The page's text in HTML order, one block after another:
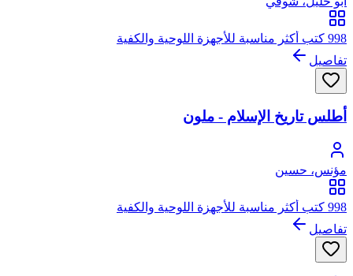
998 كتب أكثر مناسبة للأجهزة اللوحية والكفية
تفاصيل
أطلس تاريخ الإسلام - ملون
مؤنس، حسين
998 كتب أكثر مناسبة للأجهزة اللوحية والكفية
تفاصيل